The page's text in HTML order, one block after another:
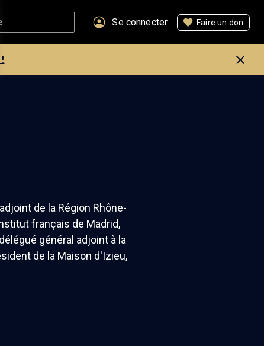
Se connecter Faire un don
de la Région Rhône-
français de Madrid,
général adjoint à la
de la Maison d'Izieu,